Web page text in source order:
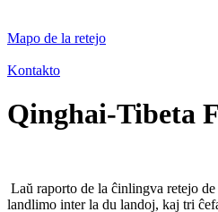
Mapo de la retejo
Kontakto
Qinghai-Tibeta
Laŭ raporto de la ĉinlingva retejo
landlimo inter la du landoj, kaj tri